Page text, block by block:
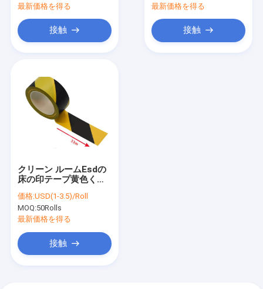
最新価格を得る
接触
最新価格を得る
接触
クリーン ルームEsdの
床の印テープ黄色く黒
50mm
価格:USD(1-3.5)/Roll
MOQ:50Rolls
最新価格を得る
接触